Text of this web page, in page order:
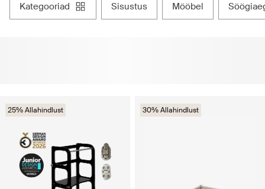
kategooriad sisustus mööbel
25% Allahindlust 30% Allahindlust